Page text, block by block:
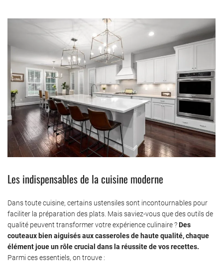
Les indispensables de la cuisine moderne
Dans toute cuisine, certains ustensiles sont incontournables pour
faciliter la préparation des plats. Mais saviez-vous que des outils de
qualité peuvent transformer votre expérience culinaire ?Des
couteaux bien aiguisés aux casseroles de haute qualité, chaque
élément joue un rôle crucial dans la réussite de vos recettes.
Parmi ces essentiels, on trouve :